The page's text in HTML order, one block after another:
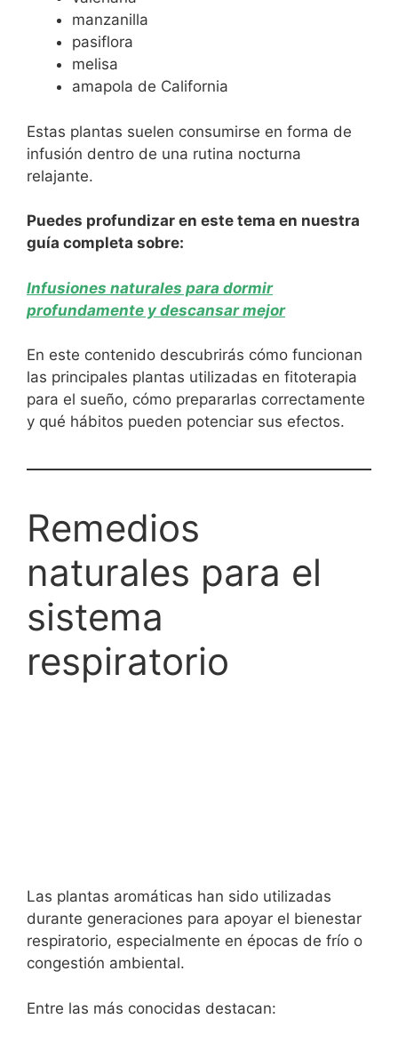
manzanilla
pasiflora
melisa
amapola de California
Estas plantas suelen consumirse en forma de
infusión dentro de una rutina nocturna
relajante.
Puedes profundizar en este tema en nuestra
guía completa sobre:
Infusiones naturales para dormir
profundamente y descansar mejor
En este contenido descubrirás cómo funcionan
las principales plantas utilizadas en fitoterapia
para el sueño, cómo prepararlas correctamente
y qué hábitos pueden potenciar sus efectos.
Remedios
naturales para el
sistema
respiratorio
Las plantas aromáticas han sido utilizadas
durante generaciones para apoyar el bienestar
respiratorio, especialmente en épocas de frío o
congestión ambiental.
Entre las más conocidas destacan: